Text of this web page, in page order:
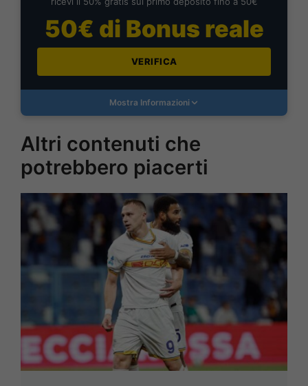
50€ di Bonus reale
VERIFICA
Mostra Informazioni
Altri contenuti che
potrebbero piacerti